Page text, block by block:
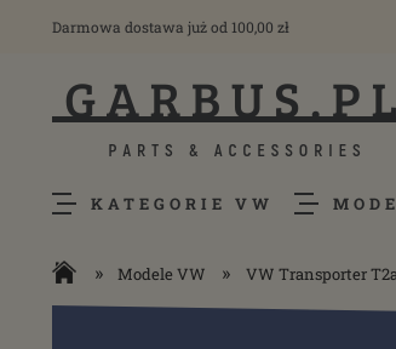
Darmowa dostawa już od 100,00 zł
KATEGORIE VW
» Modele VW » VW Transporter